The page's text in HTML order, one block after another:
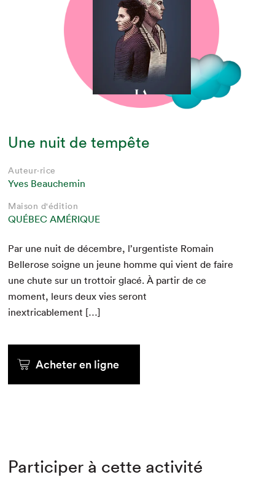
Une nuit de tempête
Auteur·rice
Yves Beauchemin
Maison d'édition
QUÉBEC AMÉRIQUE
Par une nuit de décem­bre, l’urgentiste Romain
Bellerose soigne un jeune homme qui vient de faire
une chute sur un trot­toir glacé. À par­tir de ce
moment, leurs deux vies seront
inextricablement […]
Acheter en ligne
Participer à cette activité